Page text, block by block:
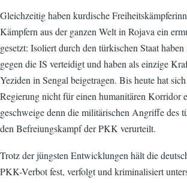
Gleichzeitig haben kurdische
Kämpfern aus der ganzen Welt in Rojava ein
gesetzt: Isoliert durch den türkischen Staat
gegen die IS verteidigt und haben als einzige
Yeziden in Sengal beigetragen. Bis heute hat
Regierung nicht für einen humanitären Korridor
geschweige denn die militärischen Angriffe des
den Befreiungskampf der PKK verurteilt.
Trotz der jüngsten Entwicklungen hält die
PKK-Verbot fest, verfolgt und kriminalisiert